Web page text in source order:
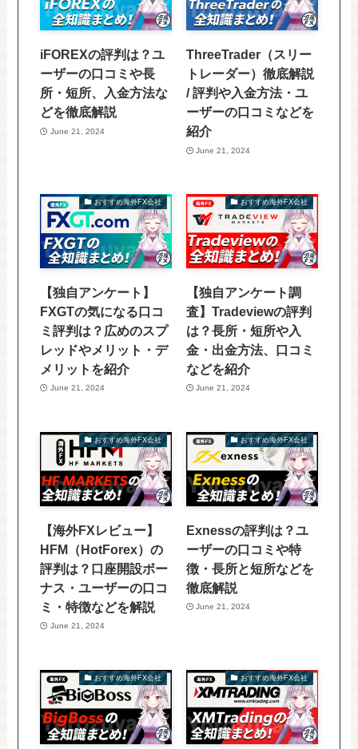
iFOREXの評判は？ユ
ーザーの口コミや長
所・短所、入金方法な
どを徹底解説
June 21, 2024
ThreeTrader（スリー
トレーダー）徹底解説
/ 評判や入金方法・ユ
ーザーの口コミなどを
紹介
June 21, 2024
おすすめ海外FX会社
【独自アンケート】
FXGTの気になる口コ
ミ評判は？広めのスプ
レッドやメリット・デ
メリットを紹介
June 21, 2024
おすすめ海外FX会社
【独自アンケート調
査】Tradeviewの評判
は？長所・短所や入
金・出金方法、口コミ
などを紹介
June 21, 2024
おすすめ海外FX会社
【海外FXレビュー】
HFM（HotForex）の
評判は？口座開設ボー
ナス・ユーザーの口コ
ミ・特徴などを解説
June 21, 2024
おすすめ海外FX会社
Exnessの評判は？ユ
ーザーの口コミや特
徴・長所と短所などを
徹底解説
June 21, 2024
おすすめ海外FX会社 おすすめ海外FX会社